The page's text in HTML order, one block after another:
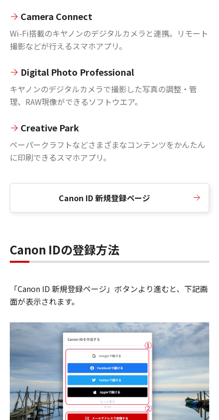
Camera Connect
Wi-Fi搭載のキヤノンのデジタルカメラと連携。リモート
撮影などが行えるスマホアプリ。
Digital Photo Professional
キヤノンのデジタルカメラで撮影した写真の調整・管
理、RAW現像ができるソフトウエア。
Creative Park
ペーパークラフトなどさまざまなコンテンツをかんたん
に印刷できるスマホアプリ。
Canon ID 新規登録ページ
Canon IDの登録方法
「Canon ID 新規登録ページ」ボタンより進むと、下記画
面が表示されます。